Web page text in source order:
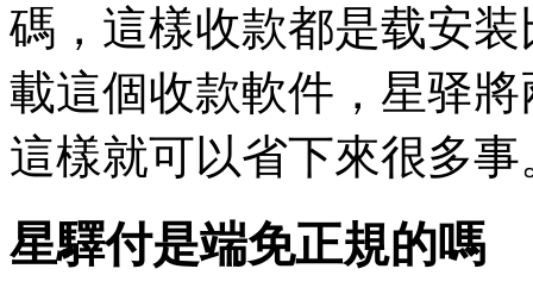
碼，這樣收款都是载安
載這個收款軟件，星驿
這樣就可以省下來很多事
星驛付是端免正規的嗎